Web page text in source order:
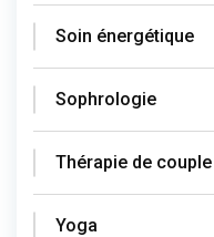
Soin énergétique
Sophrologie
Thérapie de couple
Yoga